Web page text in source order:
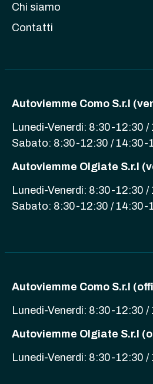
Chi siamo
Contatti
Autoviemme Como S.r.l
Lunedi-Venerdi: 8:30-12:30
Sabato: 8:30-12:30 / 14:30-
Autoviemme Olgiate S.r.l
Lunedi-Venerdi: 8:30-12:30
Sabato: 8:30-12:30 / 14:30-
Autoviemme Como S.r.l
Lunedi-Venerdi: 8:30-12:30
Autoviemme Olgiate S.r.l
Lunedi-Venerdi: 8:30-12:30